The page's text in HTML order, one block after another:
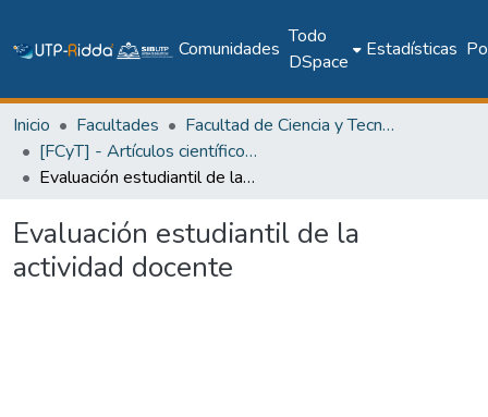
Comunidades
Todo
DSpace
Estadísticas
Inicio Facultades
Facultad de Ciencia y Tecnología
[FCyT] - Artículos científicos y académicos
Evaluación estudiantil de la actividad docente
Evaluación estudiantil de la
actividad docente